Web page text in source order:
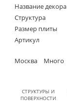
Название декора
Структура
Размер плиты
Артикул
Москва Много
СТРУКТУРЫ И
ПОВЕРХНОСТИ